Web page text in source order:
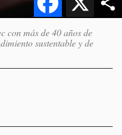
con más de 40 años de
sustentable y de